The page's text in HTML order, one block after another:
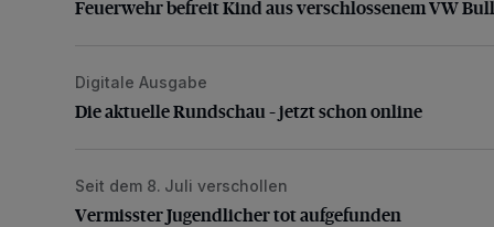
Feuerwehr befreit Kind aus verschlossenem VW
Die aktuelle Rundschau – jetzt schon online
Digitale Ausgabe
Die aktuelle Rundschau – jetzt schon online
Vermisster Jugendlicher tot aufgefunden
Seit dem 8. Juli verschollen
Vermisster Jugendlicher tot aufgefunden